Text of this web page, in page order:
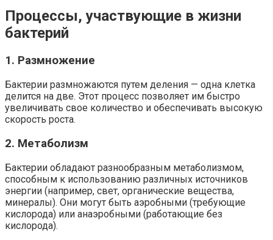
Процессы, участвующие в жизни
бактерий
1. Размножение
Бактерии размножаются путем деления — одна клетка
делится на две. Этот процесс позволяет им быстро
увеличивать свое количество и обеспечивать высокую
скорость роста.
2. Метаболизм
Бактерии обладают разнообразным метаболизмом,
способным к использованию различных источников
энергии (например, свет, органические вещества,
минералы). Они могут быть аэробными (требующие
кислорода) или анаэробными (работающие без
кислорода).